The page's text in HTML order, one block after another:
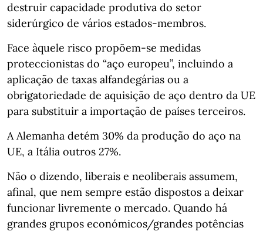
destruir capacidade produtiva do setor
siderúrgico de vários estados-membros.
Face àquele risco propõem-se medidas
proteccionistas do “aço europeu”, incluindo a
aplicação de taxas alfandegárias ou a
obrigatoriedade de aquisição de aço dentro da UE
para substituir a importação de países terceiros.
A Alemanha detém 30% da produção do aço na
UE, a Itália outros 27%.
Não o dizendo, liberais e neoliberais assumem,
afinal, que nem sempre estão dispostos a deixar
funcionar livremente o mercado. Quando há
grandes grupos económicos/grandes potências